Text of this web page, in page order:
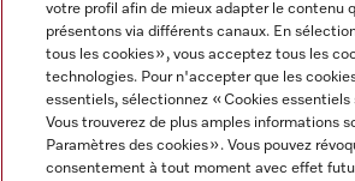
Informations légales
CGV
votre profil afin de mieux adapter le contenu
présentons via différents canaux. En
tous les cookies », vous acceptez tous les
technologies. Pour n'accepter que les
essentiels, sélectionnez « Cookies
Vous trouverez de plus amples informations
Paramètres des cookies ». Vous pouvez
consentement à tout moment avec effet